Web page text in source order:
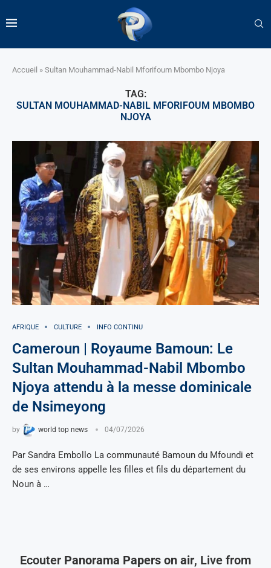
Accueil » Sultan Mouhammad-Nabil Mforifoum Mbombo Njoya
TAG:
SULTAN MOUHAMMAD-NABIL MFORIFOUM MBOMBO
NJOYA
AFRIQUE CULTURE INFO CONTINU
Cameroun | Royaume Bamoun: Le
Sultan Mouhammad-Nabil Mbombo
Njoya attendu à la messe dominicale
de Nsimeyong
by world top news 04/07/2026
Par Sandra Embollo La communauté Bamoun du Mfoundi et
de ses environs appelle les filles et fils du département du
Noun à …
Ecouter Panorama Papers on air, Live from